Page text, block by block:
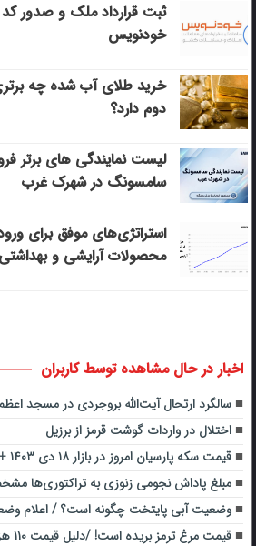
ثبت قرارداد ملک و صدور کد
خودنویس
خرید طلای آب شده چه
دوم دارد؟
لیست نمایندگی های برتر
سامسونگ در شهرک غرب
استراتژی‌های موفق برای ورود
محصولات آرایشی و بهداشتی
اخبار در حال مشاهده توسط کاربران
سالگرد ارتحال آیت‌الله بروجردی در مسجد
اختلال در واردات گوشت قرمز از برزیل
قیمت سکه پارسیان امروز در بازار ۱۸ دی ۱۴۰۳ + جدول
مبلغ پاداش نجومی زنوزی به تراکتوری‌ها
وضعیت آبی پایتخت چگونه است؟ / اعلام
قیمت مرغ ترمز بریده است! /دلیل قیمت ۱۱۰ هزار تومانی مرغ چیست؟